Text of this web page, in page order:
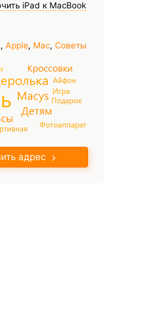
iPad к MacBook
,Apple, Mac, Советы
Macys
Детям
Кроссовки
Игра
Фотоаппарат
Подарок
Айфон
адрес